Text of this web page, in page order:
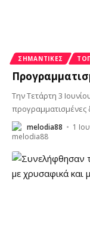
ΣΗΜΑΝΤΙΚΈΣ
Την Τετάρτη 3
προγραμματισμένες
melodia88 1